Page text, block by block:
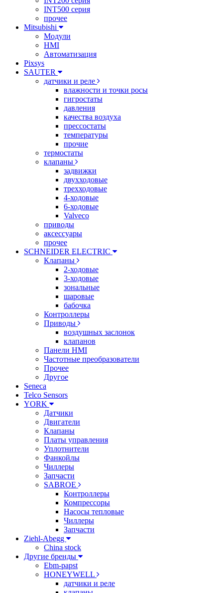
INT500 серия
прочее
Mitsubishi
Модули
HMI
Автоматизация
Pixsys
SAUTER
датчики и реле
влажности и точки росы
гигростаты
давления
качества воздуха
прессостаты
температуры
прочие
термостаты
клапаны
задвижки
двухходовые
трехходовые
4-ходовые
6-ходовые
Valveco
приводы
аксессуары
прочее
SCHNEIDER ELECTRIC
Клапаны
2-ходовые
3-ходовые
зональные
шаровые
бабочка
Контроллеры
Приводы
воздушных заслонок
клапанов
Панели HMI
Частотные преобразователи
Прочее
Другое
Seneca
Telco Sensors
YORK
Датчики
Двигатели
Клапаны
Платы управления
Уплотнители
Фанкойлы
Чиллеры
Запчасти
SABROE
Контроллеры
Компрессоры
Насосы тепловые
Чиллеры
Запчасти
Ziehl-Abegg
China stock
Другие бренды
Ebm-papst
HONEYWELL
датчики и реле